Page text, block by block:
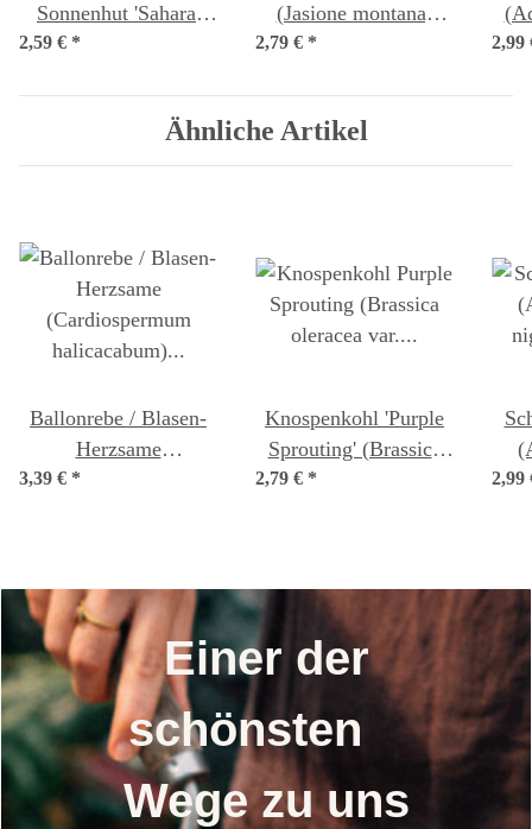
Sonnenhut 'Sahara'
(Rudbeckia hirta)
2,59 € *
(Jasione montana)
2,79 € * 2,99
Ähnliche Artikel
Ballonrebe / Blasen-
Herzsame
(Cardiospermum
3,39 € *
Knospenkohl 'Purple
Sprouting' (Brassica
oleracea var. italica)
2,79 € * 2,99
Einer der
schönsten
Wege zu uns